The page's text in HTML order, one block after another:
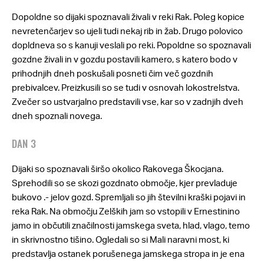
Dopoldne so dijaki spoznavali živali v reki Rak. Poleg kopice
nevretenčarjev so ujeli tudi nekaj rib in žab. Drugo polovico
dopldneva so s kanuji veslali po reki. Popoldne so spoznavali
gozdne živali in v gozdu postavili kamero, s katero bodo v
prihodnjih dneh poskušali posneti čim več gozdnih
prebivalcev. Preizkusili so se tudi v osnovah lokostrelstva.
Zvečer so ustvarjalno predstavili vse, kar so v zadnjih dveh
dneh spoznali novega.
DAN 3
Dijaki so spoznavali širšo okolico Rakovega Škocjana.
Sprehodili so se skozi gozdnato območje, kjer prevladuje
bukovo .- jelov gozd. Spremljali so jih številni kraški pojavi in
reka Rak. Na območju Zelških jam so vstopili v Ernestinino
jamo in občutili značilnosti jamskega sveta, hlad, vlago, temo
in skrivnostno tišino. Ogledali so si Mali naravni most, ki
predstavlja ostanek porušenega jamskega stropa in je ena